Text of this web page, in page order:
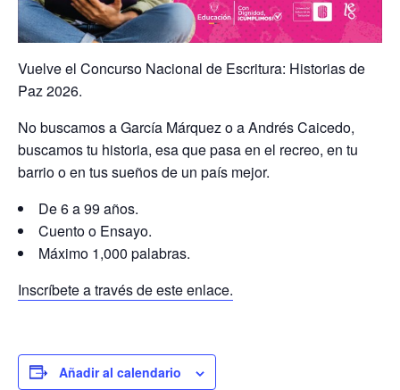
Vuelve el Concurso Nacional de Escritura: Historias de
Paz 2026.
No buscamos a García Márquez o a Andrés Caicedo,
buscamos tu historia, esa que pasa en el recreo, en tu
barrio o en tus sueños de un país mejor.
De 6 a 99 años.
Cuento o Ensayo.
Máximo 1,000 palabras.
Inscríbete a través de este enlace.
Añadir al calendario